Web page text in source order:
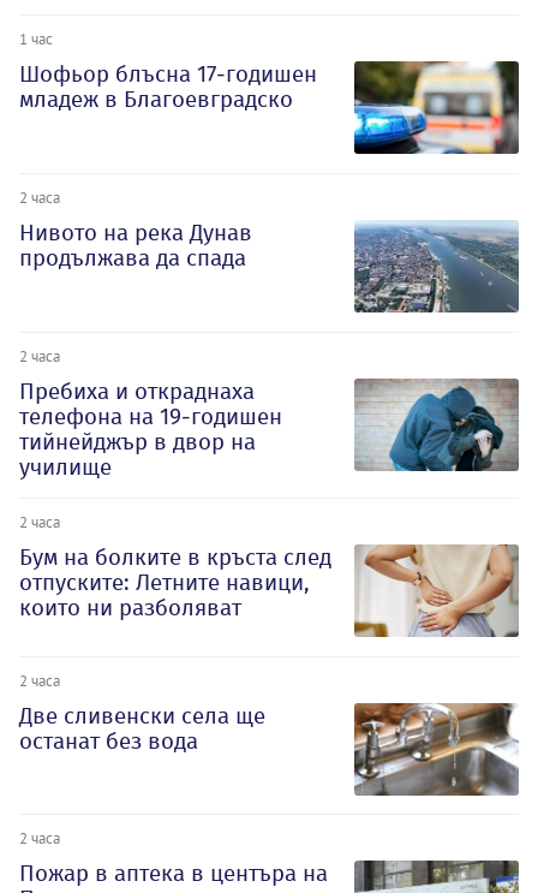
1 час
Шофьор блъсна 17-годишен
младеж в Благоевградско
2 часа
Нивото на река Дунав
продължава да спада
2 часа
Пребиха и откраднаха
телефона на 19-годишен
тийнейджър в двор на
училище
2 часа
Бум на болките в кръста след
отпуските: Летните навици,
които ни разболяват
2 часа
Две сливенски села ще
останат без вода
2 часа
Пожар в аптека в центъра на